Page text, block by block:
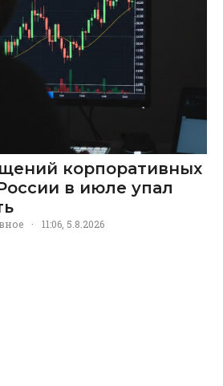
корпоративных
в июле упал
· 11:06, 5.8.2026